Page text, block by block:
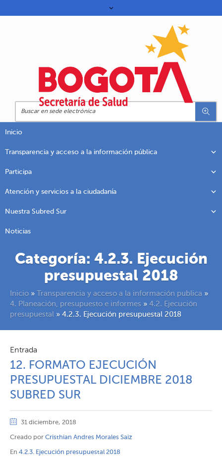
Inicio
Transparencia y acceso a la información pública
Participa
Atención y servicios a la ciudadanía
Nuestra Subred Sur
Noticias
Categoría: 4.2.3. Ejecución
presupuestal 2018
Inicio » Transparencia y acceso a la información publica »
4. Planeación, presupuesto e informes » 4.2. Ejecución
presupuestal » 4.2.3. Ejecución presupuestal 2018
Entrada
12. FORMATO EJECUCIÓN
PRESUPUESTAL DICIEMBRE 2018
SUBRED SUR
31 diciembre, 2018
Creado por Cristhian Andres Morales Saiz
En 4.2.3. Ejecución presupuestal 2018